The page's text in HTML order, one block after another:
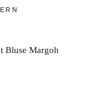
Bluse Margoh